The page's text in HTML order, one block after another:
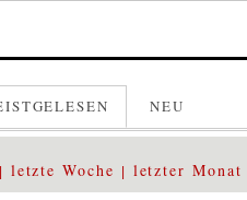
NEU
letzte Woche letzter Monat